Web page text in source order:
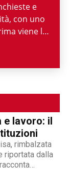
e
con uno
viene la
italiano
ha
gli
La
servizio
fasce più
verità lo
e lavoro: il
rimbalzata
riportata dalla